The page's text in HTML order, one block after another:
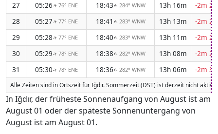
27
05:26↑ 76° ENE 18:43↑ 284° WNW 13h 16m
-2m
28
05:27↑ 77° ENE 18:41 ↑ 283° WNW 13h 13m
-2m
29
05:28↑ 77° ENE 18:40↑ 283° WNW 13h 11m
-2m
30
05:29↑ 78° ENE 18:38↑ 282° WNW 13h 08m
-2m
31
05:30↑ 78° ENE 18:36↑ 282° WNW 13h 06m -2m
Alle Zeiten sind in Ortszeit für Iğdır. Sommerzeit (DST) ist derzeit nicht
In Iğdır, der früheste Sonnenaufgang von August ist am
August 01 oder der späteste Sonnenuntergang von
August ist am August 01.